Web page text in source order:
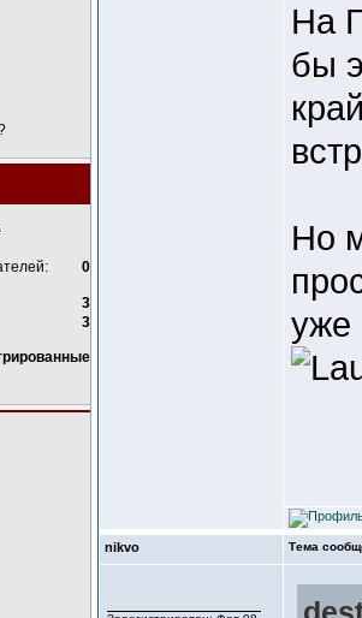
0
3
3
На
бы
Но
уже
nikvo Тема